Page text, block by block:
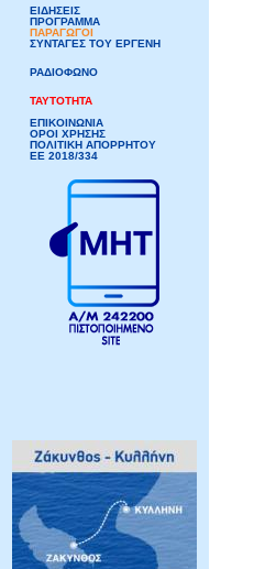
ΕΙΔΗΣΕΙΣ
ΠΡΟΓΡΑΜΜΑ
ΠΑΡΑΓΩΓΟΙ
ΣΥΝΤΑΓΕΣ ΤΟΥ ΕΡΓΕΝΗ
ΡΑΔΙΟΦΩΝΟ
ΤΑΥΤΟΤΗΤΑ
ΕΠΙΚΟΙΝΩΝΙΑ
ΟΡΟΙ ΧΡΗΣΗΣ
ΠΟΛΙΤΙΚΗ ΑΠΟΡΡΗΤΟΥ
ΕΕ 2018/334